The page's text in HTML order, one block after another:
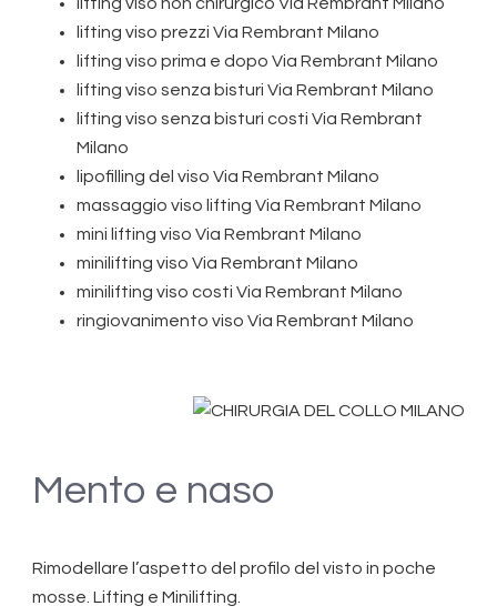
lifting viso prezzi Via Rembrant Milano
lifting viso prima e dopo Via Rembrant Milano
lifting viso senza bisturi Via Rembrant Milano
lifting viso senza bisturi costi Via Rembrant
Milano
lipofilling del viso Via Rembrant Milano
massaggio viso lifting Via Rembrant Milano
mini lifting viso Via Rembrant Milano
minilifting viso Via Rembrant Milano
minilifting viso costi Via Rembrant Milano
ringiovanimento viso Via Rembrant Milano
Mento e naso
Rimodellare l’aspetto del profilo del visto in poche
mosse. Lifting e Minilifting.